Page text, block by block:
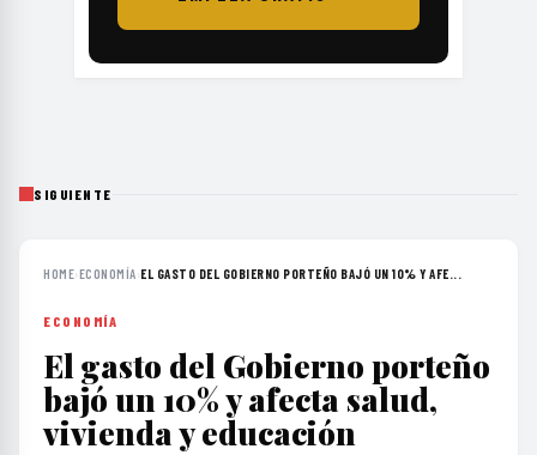
SIGUIENTE
HOME›ECONOMÍA›EL GASTO DEL GOBIERNO PORTEÑO BAJÓ UN 10% Y AFE...
ECONOMÍA
El gasto del Gobierno porteño
bajó un 10% y afecta salud,
vivienda y educación